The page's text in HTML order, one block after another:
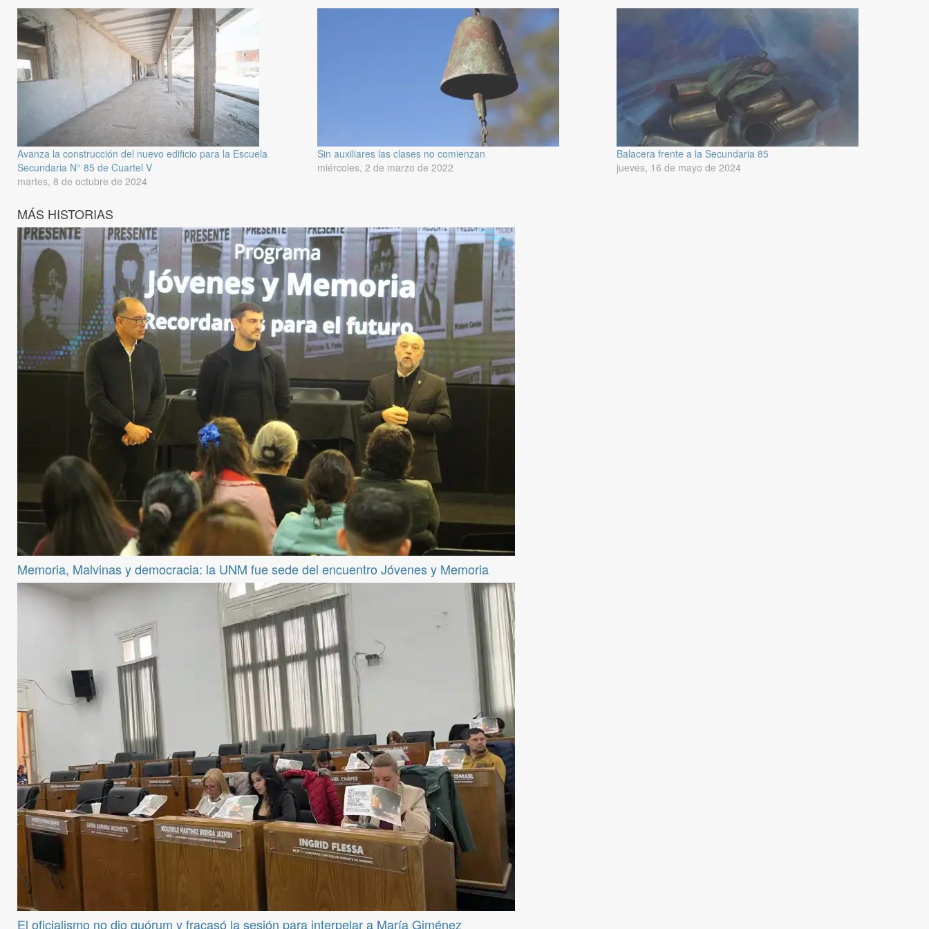
Avanza la construcción del nuevo edificio para la Escuela
Secundaria N° 85 de Cuartel V
martes, 8 de octubre de 2024
Sin auxiliares las clases no comienzan
miércoles, 2 de marzo de 2022
Balacera frente a la Secundaria 85
jueves, 16 de mayo de 2024
MÁS HISTORIAS
Memoria, Malvinas y democracia: la UNM fue sede del encuentro Jóvenes y Memoria
El oficialismo no dio quórum y fracasó la sesión para interpelar a María Giménez